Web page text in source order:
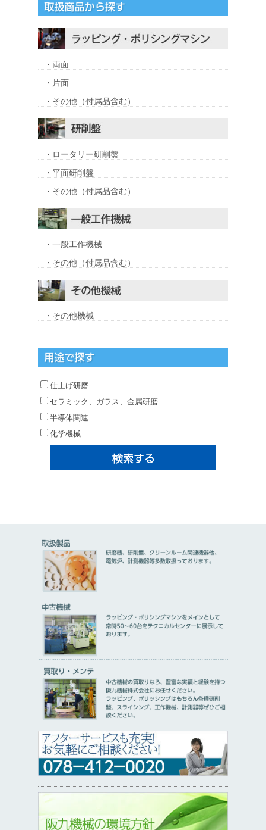
・両面
・片面
・その他（付属品含む）
・ロータリー研削盤
・平面研削盤
・その他（付属品含む）
・一般工作機械
・その他（付属品含む）
・その他機械
仕上げ研磨
セラミック、ガラス、金属研磨
半導体関連
化学機械